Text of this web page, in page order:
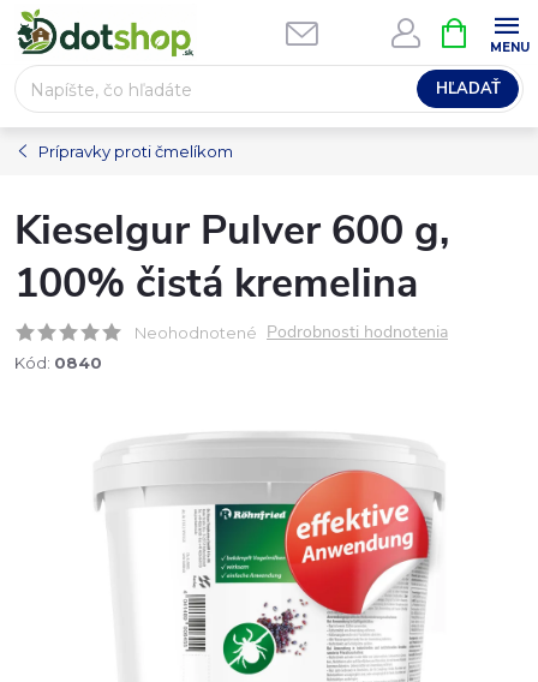
Prejsť
na
obsah
HĽADAŤ
KOŠÍK
Prípravky proti čmelíkom
Kieselgur Pulver 600 g,
100% čistá kremelina
Neohodnotené Podrobnosti hodnotenia
Kód: 0840